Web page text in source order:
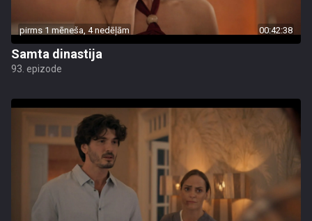
pirms 1 mēneša, 4 nedēļām 00:42:38
Samta dinastija
93. epizode